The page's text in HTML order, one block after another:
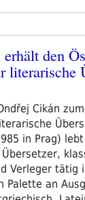
den
literarische
Cikán
in Prag)
Verleger tätig
Palette an